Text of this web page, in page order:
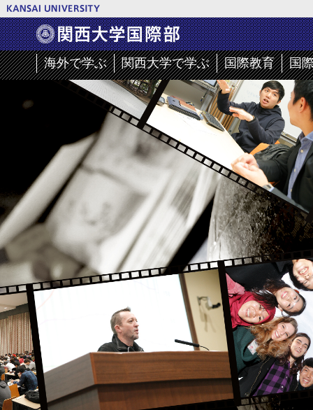
海外で学ぶ 関西大学で学ぶ 国際教育 国